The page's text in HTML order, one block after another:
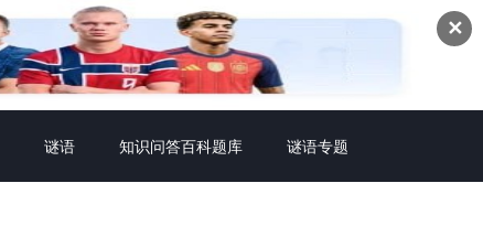
✕
谜语 知识问答百科题库 谜语专题